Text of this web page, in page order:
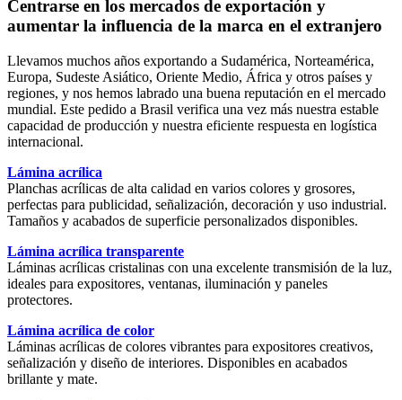
Centrarse en los mercados de exportación y
aumentar la influencia de la marca en el extranjero
Llevamos muchos años exportando a Sudamérica, Norteamérica,
Europa, Sudeste Asiático, Oriente Medio, África y otros países y
regiones, y nos hemos labrado una buena reputación en el mercado
mundial. Este pedido a Brasil verifica una vez más nuestra estable
capacidad de producción y nuestra eficiente respuesta en logística
internacional.
Lámina acrílica
Planchas acrílicas de alta calidad en varios colores y grosores,
perfectas para publicidad, señalización, decoración y uso industrial.
Tamaños y acabados de superficie personalizados disponibles.
Lámina acrílica transparente
Láminas acrílicas cristalinas con una excelente transmisión de la luz,
ideales para expositores, ventanas, iluminación y paneles
protectores.
Lámina acrílica de color
Láminas acrílicas de colores vibrantes para expositores creativos,
señalización y diseño de interiores. Disponibles en acabados
brillante y mate.